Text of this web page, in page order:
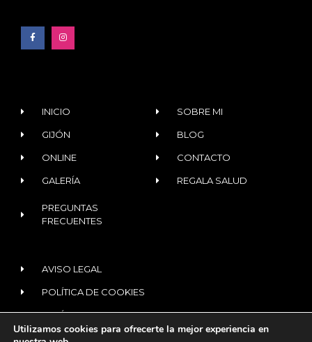
INICIO
GIJÓN
ONLINE
GALERÍA
PREGUNTAS
FRECUENTES
SOBRE MI
BLOG
CONTACTO
REGALA SALUD
AVISO LEGAL
POLÍTICA DE COOKIES
POLÍTICA DE PRIVACIDAD
Utilizamos cookies para ofrecerte la mejor experiencia en